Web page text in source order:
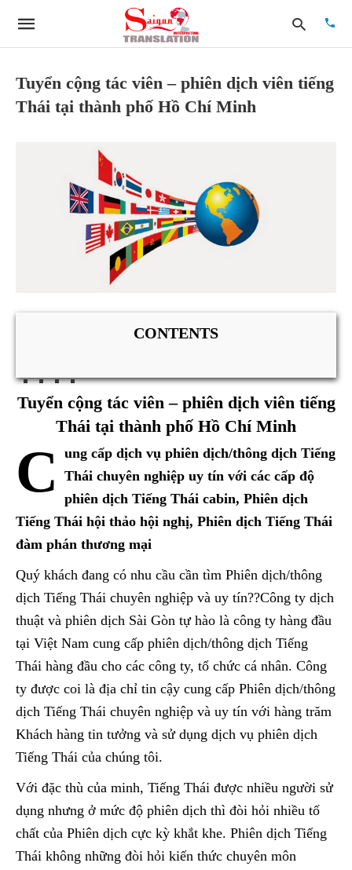
Tuyển cộng tác viên – phiên dịch viên tiếng
Thái tại thành phố Hồ Chí Minh
CONTENTS
Tuyển cộng tác viên – phiên dịch viên tiếng
Thái tại thành phố Hồ Chí Minh
C
ung cấp dịch vụ phiên dịch/thông dịch Tiếng
Thái chuyên nghiệp uy tín với các cấp độ
phiên dịch Tiếng Thái cabin, Phiên dịch
Tiếng Thái hội thảo hội nghị, Phiên dịch Tiếng Thái
đàm phán thương mại
Quý khách đang có nhu cầu cần tìm Phiên dịch/thông
dịch Tiếng Thái chuyên nghiệp và uy tín??Công ty dịch
thuật và phiên dịch Sài Gòn tự hào là công ty hàng đầu
tại Việt Nam cung cấp phiên dịch/thông dịch Tiếng
Thái hàng đầu cho các công ty, tổ chức cá nhân. Công
ty được coi là địa chỉ tin cậy cung cấp Phiên dịch/thông
dịch Tiếng Thái chuyên nghiệp và uy tín với hàng trăm
Khách hàng tin tưởng và sử dụng dịch vụ phiên dịch
Tiếng Thái của chúng tôi.
Với đặc thù của minh, Tiếng Thái được nhiều người sử
dụng nhưng ở mức độ phiên dịch thì đòi hỏi nhiều tố
chất của Phiên dịch cực kỳ khắt khe. Phiên dịch Tiếng
Thái không những đòi hỏi kiến thức chuyên môn